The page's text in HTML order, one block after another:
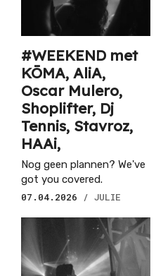
#WEEKEND met
KŌMA, AliA,
Oscar Mulero,
Shoplifter, Dj
Tennis, Stavroz,
HAAi,
Nog geen plannen? We've
got you covered.
07.04.2026
/ JULIE